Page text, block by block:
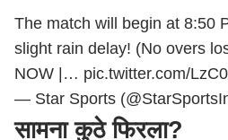
The match will begin at 8:50
slight rain delay! (No overs
NOW |… pic.twitter.com/
— Star Sports
सामना कुठे फिरला?